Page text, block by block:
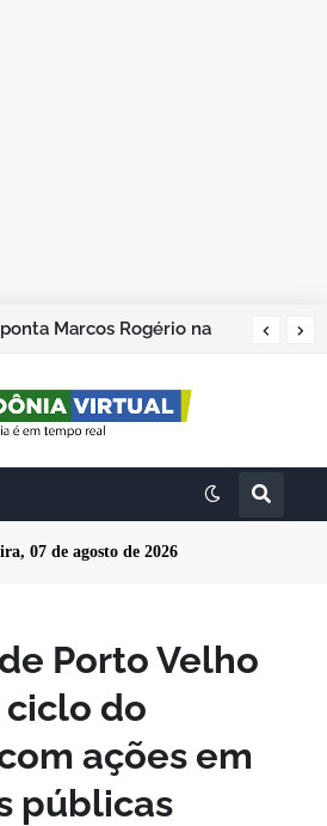
Marcos Rogério na
os quatro primeiros
07 de agosto de 2026
Porto Velho
ciclo do
ações em
públicas